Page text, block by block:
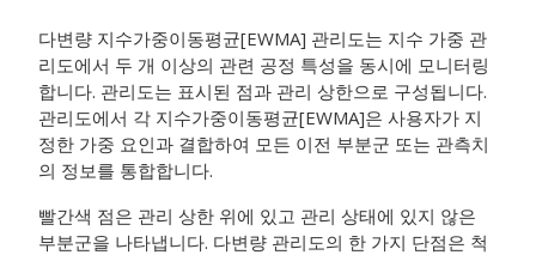
다변량 지수가중이동평균[EWMA] 관리도는 지수 가중 관
리도에서 두 개 이상의 관련 공정 특성을 동시에 모니터링
합니다. 관리도는 표시된 점과 관리 상한으로 구성됩니다.
관리도에서 각 지수가중이동평균[EWMA]은 사용자가 지
정한 가중 요인과 결합하여 모든 이전 부분군 또는 관측치
의 정보를 통합합니다.
빨간색 점은 관리 상한 위에 있고 관리 상태에 있지 않은
부분군을 나타냅니다. 다변량 관리도의 한 가지 단점은 척